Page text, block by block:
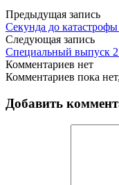
Предыдущая запись
Секунда до
Следующая запись
Специальный выпуск 2
Комментариев нет
Комментариев пока
Добавить